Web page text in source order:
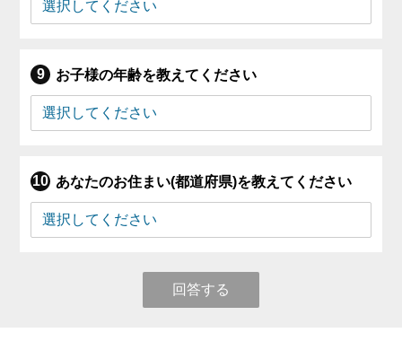
お子様の年齢を教えてください
あなたのお住まい(都道府県)を教えてください
回答する